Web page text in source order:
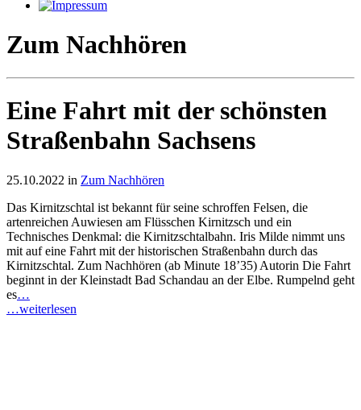
Zum Nachhören
Eine Fahrt mit der schönsten
Straßenbahn Sachsens
25.10.2022 in Zum Nachhören
Das Kirnitzschtal ist bekannt für seine schroffen Felsen, die
artenreichen Auwiesen am Flüsschen Kirnitzsch und ein
Technisches Denkmal: die Kirnitzschtalbahn. Iris Milde nimmt uns
mit auf eine Fahrt mit der historischen Straßenbahn durch das
Kirnitzschtal. Zum Nachhören (ab Minute 18’35) Autorin Die Fahrt
beginnt in der Kleinstadt Bad Schandau an der Elbe. Rumpelnd geht
es…
…weiterlesen